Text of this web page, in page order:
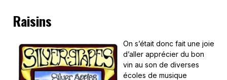
Raisins
On s’était donc fait une joie
d’aller apprécier du bon
vin au son de diverses
écoles de musique